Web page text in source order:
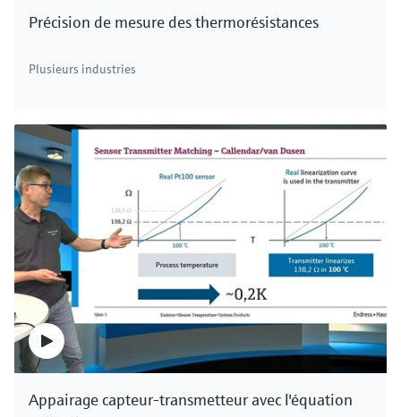
Précision de mesure des thermorésistances
Plusieurs industries
Appairage capteur-transmetteur avec l'équation